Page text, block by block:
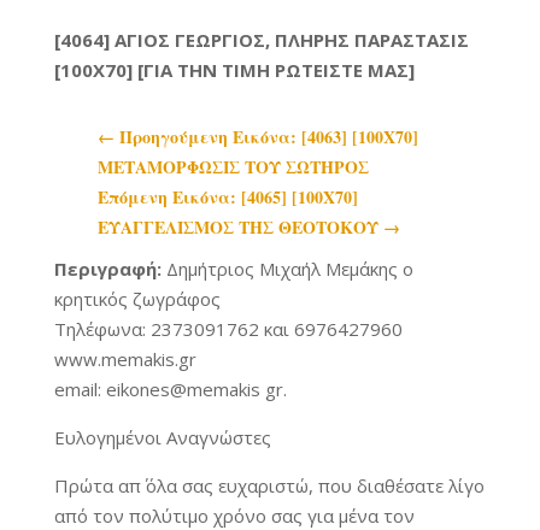
[4064] ΑΓΙΟΣ ΓΕΩΡΓΙΟΣ, ΠΛΗΡΗΣ ΠΑΡΑΣΤΑΣΙΣ
[100X70] [ΓΙΑ ΤΗΝ ΤΙΜΗ ΡΩΤΕΙΣΤΕ ΜΑΣ]
← Προηγoύμενη Εικόνα: [4063] [100Χ70]
ΜΕΤΑΜΟΡΦΩΣΙΣ ΤΟΥ ΣΩΤΗΡΟΣ
Επόμενη Εικόνα: [4065] [100Χ70]
ΕΥΑΓΓΕΛΙΣΜΟΣ ΤΗΣ ΘΕΟΤΟΚΟΥ→
Περιγραφή:Δημήτριος Μιχαήλ Μεμάκης ο
κρητικός ζωγράφος
Τηλέφωνα: 2373091762 και 6976427960
www.memakis.gr
email: eikones@memakis gr.
Ευλογημένοι Αναγνώστες
Πρώτα απ΄ όλα σας ευχαριστώ, που διαθέσατε λίγο
από τον πολύτιμο χρόνο σας για μένα τον